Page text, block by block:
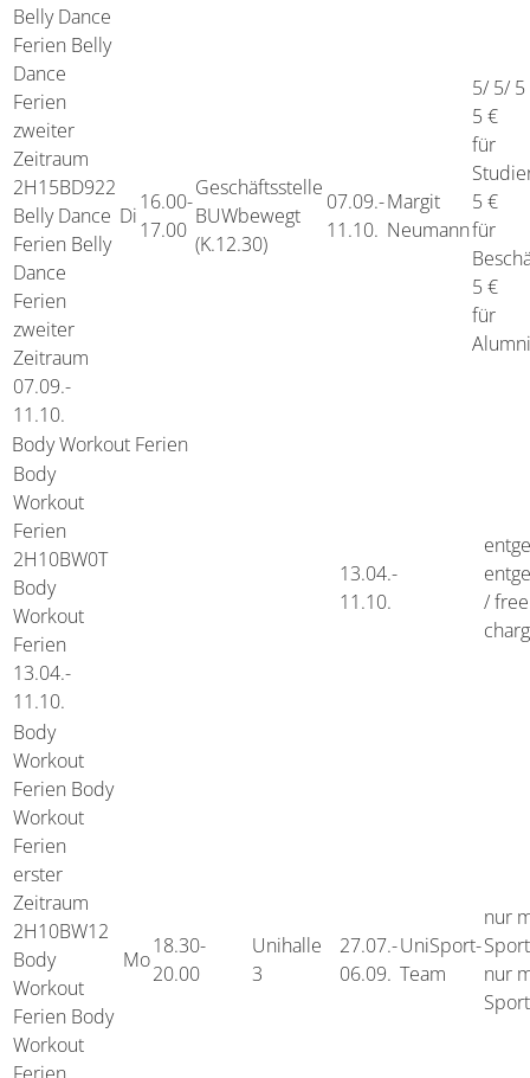
Belly Dance
Ferien Belly
Dance
Ferien
zweiter
Zeitraum
2H15BD922
Belly Dance
Ferien Belly
Dance
Ferien
zweiter
Zeitraum
07.09.-
11.10.
Di
16.00-
17.00
Geschäftsstelle
BUWbewegt
(K.12.30)
07.09.-
11.10.
Margit
Neumann
5/ 5/ 5
5 €
für
5 €
für
5 €
für
Body Workout Ferien
Body
Workout
Ferien
2H10BW0T
Body
Workout
Ferien
13.04.-
11.10.
13.04.-
11.10.
/
Body
Workout
Ferien Body
Workout
Ferien
erster
Zeitraum
2H10BW12
Body
Workout
Ferien Body
Workout
Mo
18.30-
20.00
Unihalle
3
27.07.-
06.09.
UniSport-
Team
nur
nur